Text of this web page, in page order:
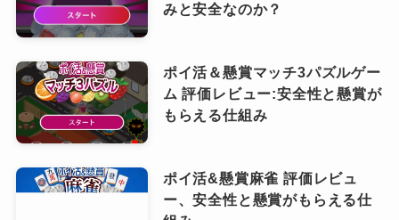
みと安全なのか？
ポイ活＆懸賞マッチ3パズルゲー
ム 評価レビュー:安全性と懸賞が
もらえる仕組み
ポイ活&懸賞麻雀 評価レビュ
ー、安全性と懸賞がもらえる仕